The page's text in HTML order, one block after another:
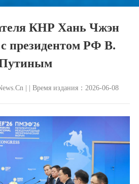
КНР Хань Чжэн
с президентом РФ В.
| | Время издания：2026-06-08